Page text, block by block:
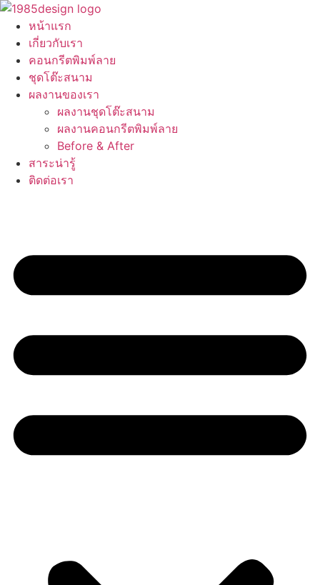
Skip
content
หน้าแรก
เกี่ยวกับเรา
คอนกรีตพิมพ์ลาย
ชุดโต๊ะสนาม
ผลงานของเรา
ผลงานชุดโต๊ะสนาม
ผลงานคอนกรีตพิมพ์ลาย
Before & After
สาระน่ารู้
ติดต่อเรา